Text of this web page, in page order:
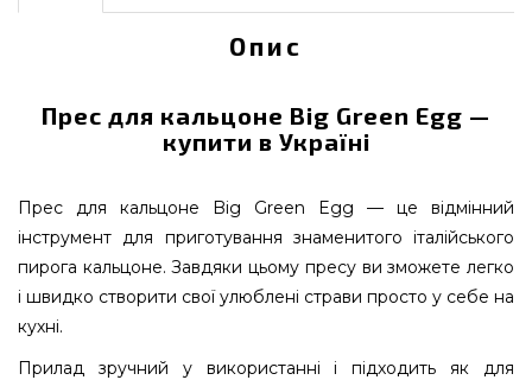
Опис
Прес для кальцоне Big Green Egg —
купити в Україні
Прес для кальцоне Big Green Egg — це відмінний
інструмент для приготування знаменитого італійського
пирога кальцоне. Завдяки цьому пресу ви зможете легко
і швидко створити свої улюблені страви просто у себе на
кухні.
Прилад зручний у використанні і підходить як для